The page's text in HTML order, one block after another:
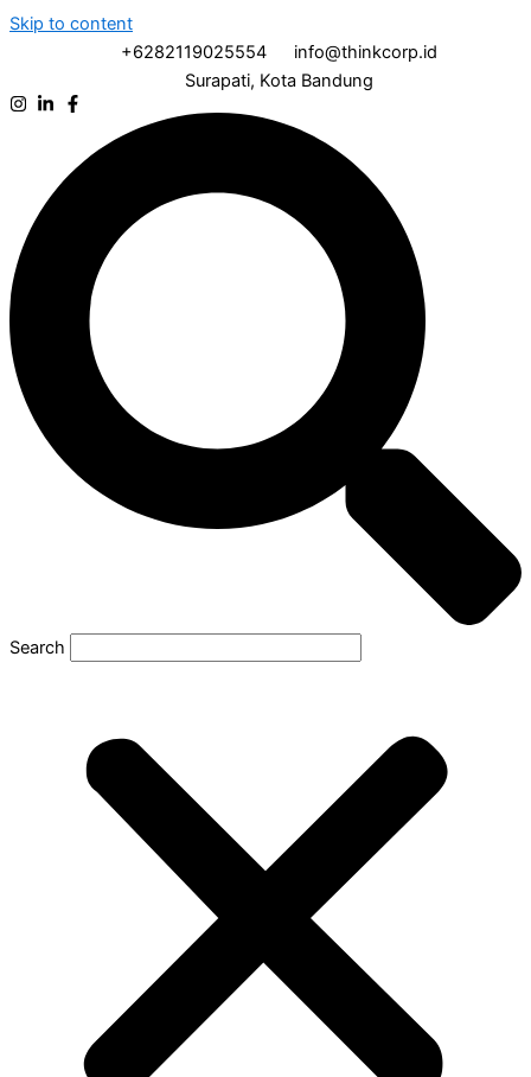
Skip to content
+6282119025554
info@thinkcorp.id
Surapati, Kota Bandung
Search